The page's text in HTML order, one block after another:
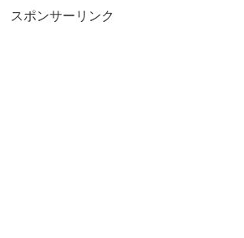
スポンサーリンク